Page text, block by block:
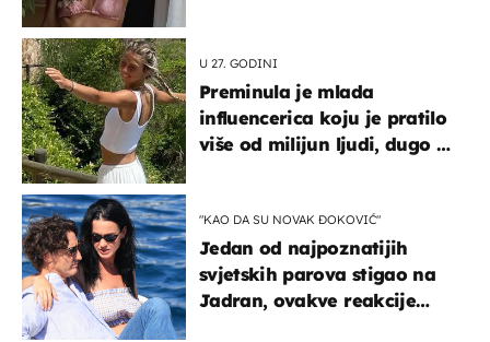
U 27. GODINI
Preminula je mlada
influencerica koju je pratilo
više od milijun ljudi, dugo se
"KAO DA SU NOVAK ĐOKOVIĆ"
Jedan od najpoznatijih
svjetskih parova stigao na
Jadran, ovakve reakcije